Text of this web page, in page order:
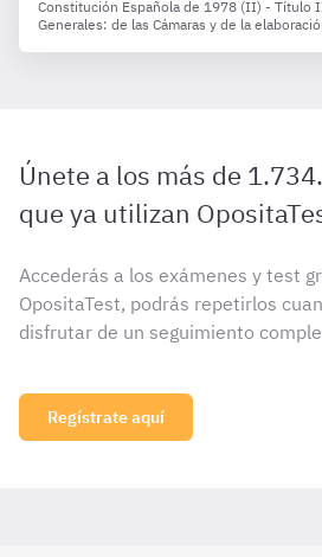
Constitución Española de 1978 (II) - Título
Generales: de las Cámaras y de la
Únete a los más de
que ya utilizan
Accederás a los exámenes y test
OpositaTest, podrás repetirlos
disfrutar de un seguimiento
Regístrate aquí